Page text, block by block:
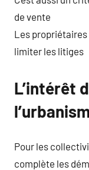
de vente
Les
limiter les litiges
L’intérêt
Pour les
complète les